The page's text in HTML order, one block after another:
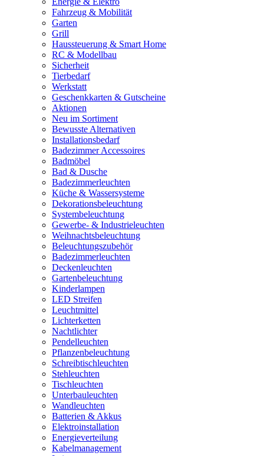
Fahrzeug & Mobilität
Garten
Grill
Haussteuerung & Smart Home
RC & Modellbau
Sicherheit
Tierbedarf
Werkstatt
Geschenkkarten & Gutscheine
Aktionen
Neu im Sortiment
Bewusste Alternativen
Installationsbedarf
Badezimmer Accessoires
Badmöbel
Bad & Dusche
Badezimmerleuchten
Küche & Wassersysteme
Dekorationsbeleuchtung
Systembeleuchtung
Gewerbe- & Industrieleuchten
Weihnachtsbeleuchtung
Beleuchtungszubehör
Badezimmerleuchten
Deckenleuchten
Gartenbeleuchtung
Kinderlampen
LED Streifen
Leuchtmittel
Lichterketten
Nachtlichter
Pendelleuchten
Pflanzenbeleuchtung
Schreibtischleuchten
Stehleuchten
Tischleuchten
Unterbauleuchten
Wandleuchten
Batterien & Akkus
Elektroinstallation
Energieverteilung
Kabelmanagement